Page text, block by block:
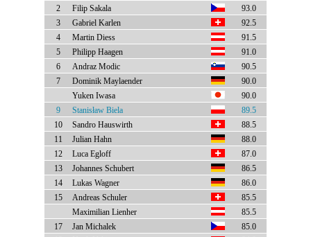
2
Filip Sakala
93.0
3
Gabriel Karlen
92.5
4
Martin Diess
91.5
5
Philipp Haagen
91.0
6
Andraz Modic
90.5
7
Dominik Maylaender
90.0
Yuken Iwasa
90.0
9
Stanisław Biela
89.5
10
Sandro Hauswirth
88.5
11
Julian Hahn
88.0
12
Luca Egloff
87.0
13
Johannes Schubert
86.5
14
Lukas Wagner
86.0
15
Andreas Schuler
85.5
Maximilian Lienher
85.5
17
Jan Michalek
85.0